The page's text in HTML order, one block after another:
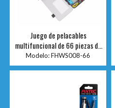
Juego de pelacables
multifuncional de 66 piezas de
8 '
Modelo:FHWS008-66